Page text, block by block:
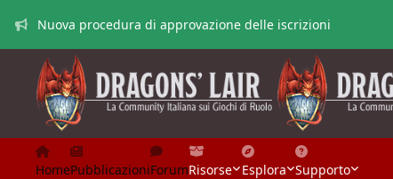
Nuova procedura di approvazione delle iscrizioni
HomePubblicazioniForumRisorse Esplora Supporto